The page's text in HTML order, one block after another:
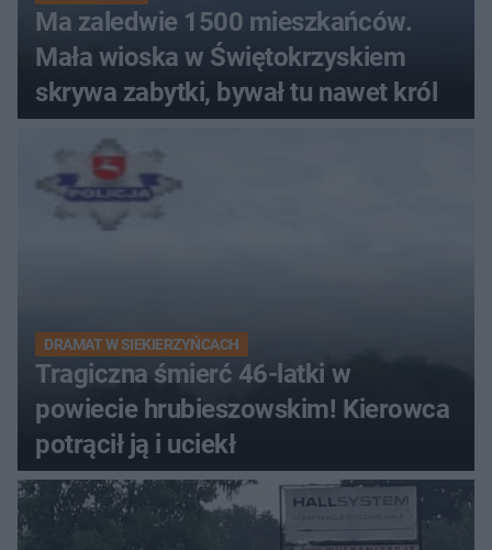
Ma zaledwie 1500 mieszkańców.
Mała wioska w Świętokrzyskiem
skrywa zabytki, bywał tu nawet król
DRAMAT W SIEKIERZYŃCACH
Tragiczna śmierć 46-latki w
powiecie hrubieszowskim! Kierowca
potrącił ją i uciekł